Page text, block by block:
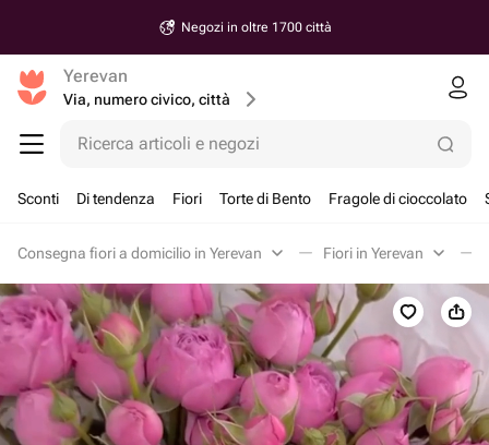
Negozi in oltre 1700 città
Yerevan
Via, numero civico, città
Ricerca articoli e negozi
Sconti Di tendenza Fiori Torte di Bento Fragole di cioccolato
Consegna fiori a domicilio in Yerevan Fiori in Yerevan